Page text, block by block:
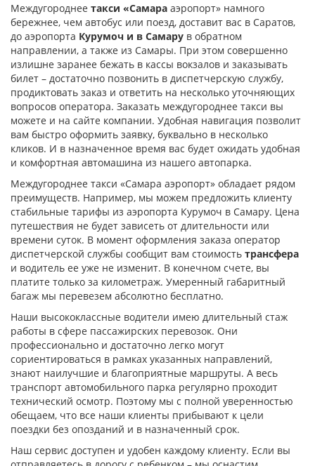
Междугороднее такси «Самара аэропорт» намного
бережнее, чем автобус или поезд, доставит вас в Саратов,
до аэропорта Курумоч и в Самару в обратном
направлении, а также из Самары. При этом совершенно
излишне заранее бежать в кассы вокзалов и заказывать
билет – достаточно позвонить в диспетчерскую службу,
продиктовать заказ и ответить на несколько уточняющих
вопросов оператора. Заказать междугороднее такси вы
можете и на сайте компании. Удобная навигация позволит
вам быстро оформить заявку, буквально в несколько
кликов. И в назначенное время вас будет ожидать удобная
и комфортная автомашина из нашего автопарка.
Междугороднее такси «Самара аэропорт» обладает рядом
преимуществ. Например, мы можем предложить клиенту
стабильные тарифы из аэропорта Курумоч в Самару. Цена
путешествия не будет зависеть от длительности или
времени суток. В момент оформления заказа оператор
диспетчерской службы сообщит вам стоимость трансфера
и водитель ее уже не изменит. В конечном счете, вы
платите только за километраж. Умеренный габаритный
багаж мы перевезем абсолютно бесплатно.
Наши высококлассные водители имею длительный стаж
работы в сфере пассажирских перевозок. Они
профессионально и достаточно легко могут
сориентироваться в рамках указанных направлений,
знают наилучшие и благоприятные маршруты. А весь
транспорт автомобильного парка регулярно проходит
технический осмотр. Поэтому мы с полной уверенностью
обещаем, что все наши клиенты прибывают к цели
поездки без опозданий и в назначенный срок.
Наш сервис доступен и удобен каждому клиенту. Если вы